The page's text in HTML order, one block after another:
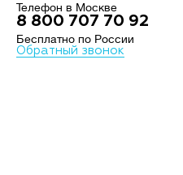
Телефон в Москве
8 800 707 70 92
Бесплатно по России
Обратный звонок